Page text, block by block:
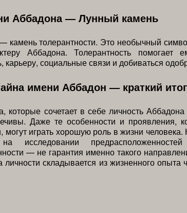
Аббадона — Лунный камень
камень толерантности. Это необычный
Аббадона. Толерантность помогает
карьеру, социальные связи и добиваться
имени Аббадон — краткий итог
которые сочетает в себе личность
Даже те особенности и проявления,
могут играть хорошую роль в жизни
исследовании
— не гарантия именно такого
складывается из жизненного опыта